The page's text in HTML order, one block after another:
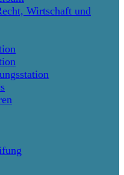
Wirtschaft und